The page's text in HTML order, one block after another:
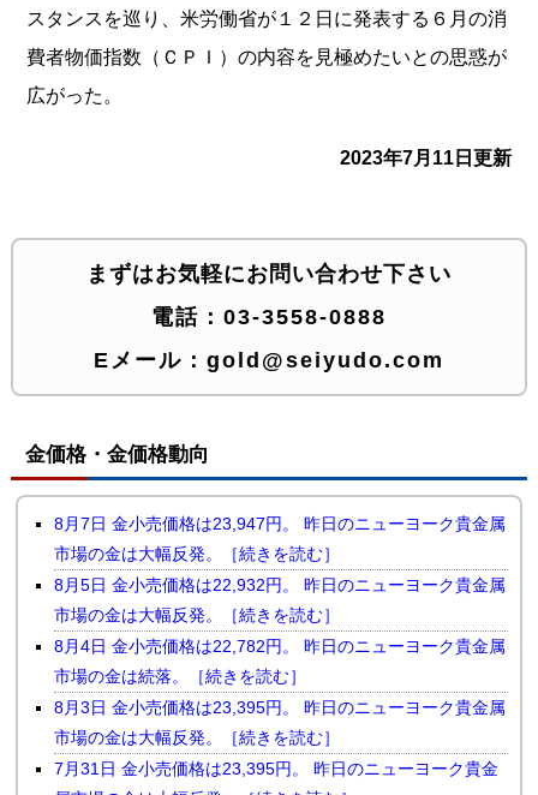
スタンスを巡り、米労働省が１２日に発表する６月の消
費者物価指数（ＣＰＩ）の内容を見極めたいとの思惑が
広がった。
2023年7月11日更新
まずはお気軽にお問い合わせ下さい
電話： 03-3558-0888
Eメール： gold@seiyudo.com
金価格・金価格動向
8月7日 金小売価格は23,947円。 昨日のニューヨーク貴金属
市場の金は大幅反発。［続きを読む］
8月5日 金小売価格は22,932円。 昨日のニューヨーク貴金属
市場の金は大幅反発。［続きを読む］
8月4日 金小売価格は22,782円。 昨日のニューヨーク貴金属
市場の金は続落。［続きを読む］
8月3日 金小売価格は23,395円。 昨日のニューヨーク貴金属
市場の金は大幅反発。［続きを読む］
7月31日 金小売価格は23,395円。 昨日のニューヨーク貴金